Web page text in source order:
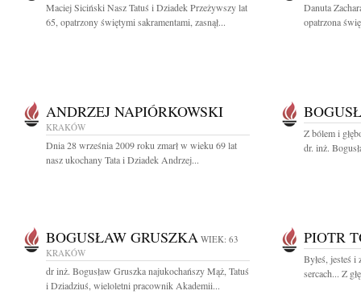
Maciej Siciński Nasz Tatuś i Dziadek Przeżywszy lat
65, opatrzony świętymi sakramentami, zasnął...
Danuta
opatrzona
ANDRZEJ NAPIÓRKOWSKI
KRAKÓW
Dnia 28 września 2009 roku zmarł w wieku 69 lat
nasz ukochany Tata i Dziadek Andrzej...
Z bólem i
dr. inż.
BOGUSŁAW GRUSZKA WIEK: 63
KRAKÓW
dr inż. Bogusław Gruszka najukochańszy Mąż, Tatuś
i Dziadziuś, wieloletni pracownik Akademii...
PIOTR
Byłeś, jesteś i
sercach... Z